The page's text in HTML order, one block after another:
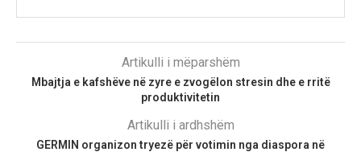
Artikulli i mëparshëm
Mbajtja e kafshëve në zyre e zvogëlon stresin dhe e rritë
produktivitetin
Artikulli i ardhshëm
GERMIN organizon tryezë për votimin nga diaspora në